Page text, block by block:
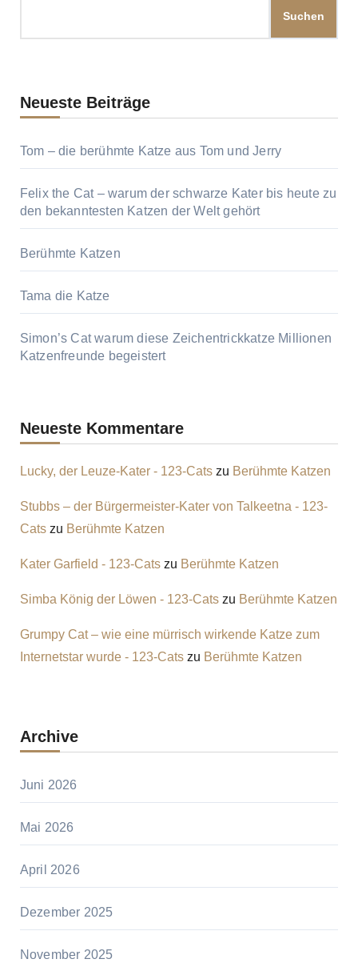
Suchen
Neueste Beiträge
Tom – die berühmte Katze aus Tom und Jerry
Felix the Cat – warum der schwarze Kater bis heute zu
den bekanntesten Katzen der Welt gehört
Berühmte Katzen
Tama die Katze
Simon’s Cat warum diese Zeichentrickkatze Millionen
Katzenfreunde begeistert
Neueste Kommentare
Lucky, der Leuze-Kater - 123-Catszu Berühmte Katzen
Stubbs – der Bürgermeister-Kater von Talkeetna - 123-
Catszu Berühmte Katzen
Kater Garfield - 123-Catszu Berühmte Katzen
Simba König der Löwen - 123-Catszu Berühmte Katzen
Grumpy Cat – wie eine mürrisch wirkende Katze zum
Internetstar wurde - 123-Catszu Berühmte Katzen
Archive
Juni 2026
Mai 2026
April 2026
Dezember 2025
November 2025